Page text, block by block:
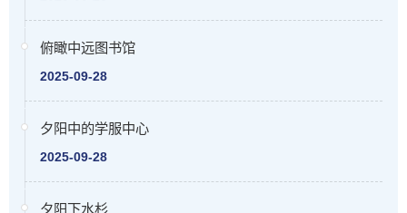
俯瞰中远图书馆
2025-09-28
夕阳中的学服中心
2025-09-28
夕阳下水杉